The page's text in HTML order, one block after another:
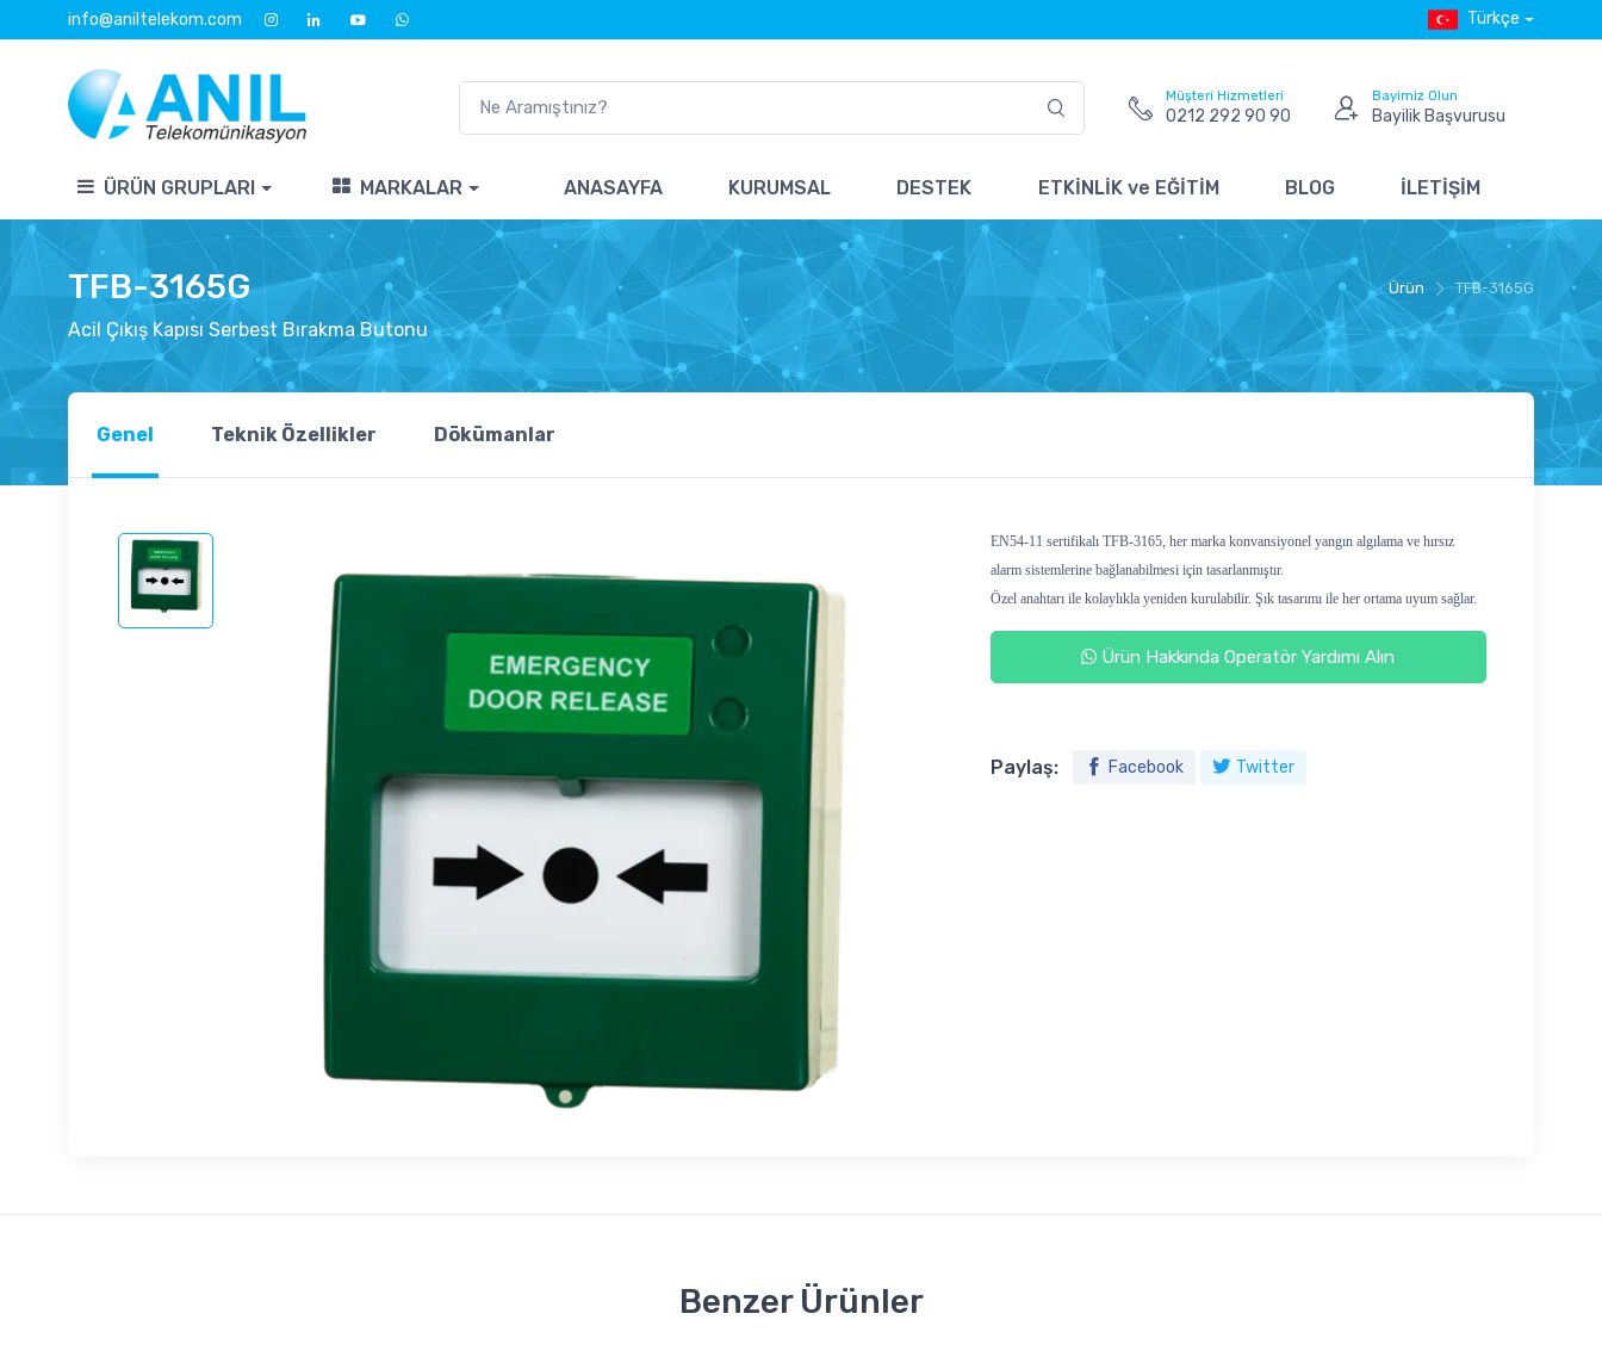
info@aniltelekom.com Türkçe
Müşteri Hizmetleri
0212 292 90 90
Bayimiz Olun
Bayilik Başvurusu
ÜRÜN GRUPLARI MARKALAR ANASAYFA KURUMSAL DESTEK ETKİNLİK ve EĞİTİM BLOG İLETİŞİM
Ürün TFB-3165G
TFB-3165G
Acil Çıkış Kapısı Serbest Bırakma Butonu
Genel Teknik Özellikler Dökümanlar
EN54-11 sertifikalı TFB-3165, her marka konvansiyonel yangın algılama ve hırsız
alarm sistemlerine bağlanabilmesi için tasarlanmıştır.
Özel anahtarı ile kolaylıkla yeniden kurulabilir. Şık tasarımı ile her ortama uyum sağlar.
Ürün Hakkında Operatör Yardımı Alın
Paylaş: Facebook Twitter
Benzer Ürünler